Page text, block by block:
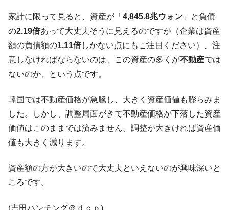
業績「史上最高益」当期純利益は前年同期比13.4倍に。
『Money1』
韓国･加徳島新国際空港「またも暗礁」の危
機 ⇒ 10.7兆では損が出るからできない。
『Money1』
【速報】韓国株式市場の暴落・本日07月29
日(水)もサイドカー・サーキットブレイカーの二段コンボ
『Money1』
IT産業は人を雇用する効果は低い。全産業の
半分未満しか雇用を生まない
Fact1
日本の誇る海洋資源調査船『白嶺』は先進技術の
塊！
府県とは？
Fact1 今話題の「楽天ライオンズ」とは？
Fact1 奇跡の毛色「白毛馬」とは？
家計に限って見ると、資産が「 4,845.8兆ウォン 」と負債
の2.19倍あって大丈夫そうに見えるのですが（企業は資産
額の負債額の1.11倍しかない点にもご注目ください）、注
意しなければならないのは、この資産の多くが不動産では
ないのか、という点です。
韓国では不動産価格が急騰し、大きく資産価値も膨らみま
した。しかし、調整局面がきて不動産価格が下落した資産
価値はこのままでは済みません。調整が大きければ資産価
値も大きく減ります。
資産額の方が大きいので大丈夫といえないのが興味深いと
ころです。
(吉田ハンチング＠ｄｃｐ)